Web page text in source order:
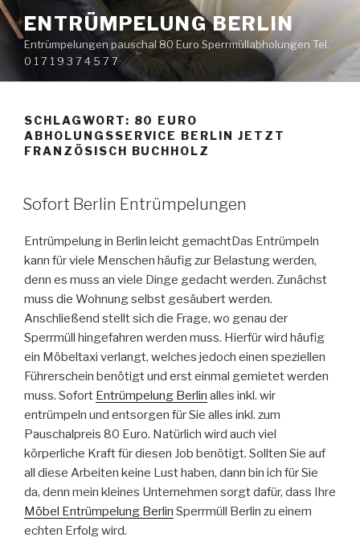
Zum
Inhalt
springen
ENTRÜMPELUNG BERLIN
Entrümpelungen pauschal 80 Euro Sperrmüllabholungen Tel.
0 1 7 1 9 3 7 4 5 7 7
SCHLAGWORT: 80 EURO
ABHOLUNGSSERVICE BERLIN JETZT
FRANZÖSISCH BUCHHOLZ
VERÖFFENTLICHT
AM
Sofort Berlin Entrümpelungen
Entrümpelung in Berlin leicht gemachtDas Entrümpeln
kann für viele Menschen häufig zur Belastung werden,
denn es muss an viele Dinge gedacht werden. Zunächst
muss die Wohnung selbst gesäubert werden.
Anschließend stellt sich die Frage, wo genau der
Sperrmüll hingefahren werden muss. Hierfür wird häufig
ein Möbeltaxi verlangt, welches jedoch einen speziellen
Führerschein benötigt und erst einmal gemietet werden
muss. Sofort Entrümpelung Berlin alles inkl. wir
entrümpeln und entsorgen für Sie alles inkl. zum
Pauschalpreis 80 Euro. Natürlich wird auch viel
körperliche Kraft für diesen Job benötigt. Sollten Sie auf
all diese Arbeiten keine Lust haben, dann bin ich für Sie
da, denn mein kleines Unternehmen sorgt dafür, dass Ihre
Möbel Entrümpelung Berlin Sperrmüll Berlin zu einem
echten Erfolg wird.